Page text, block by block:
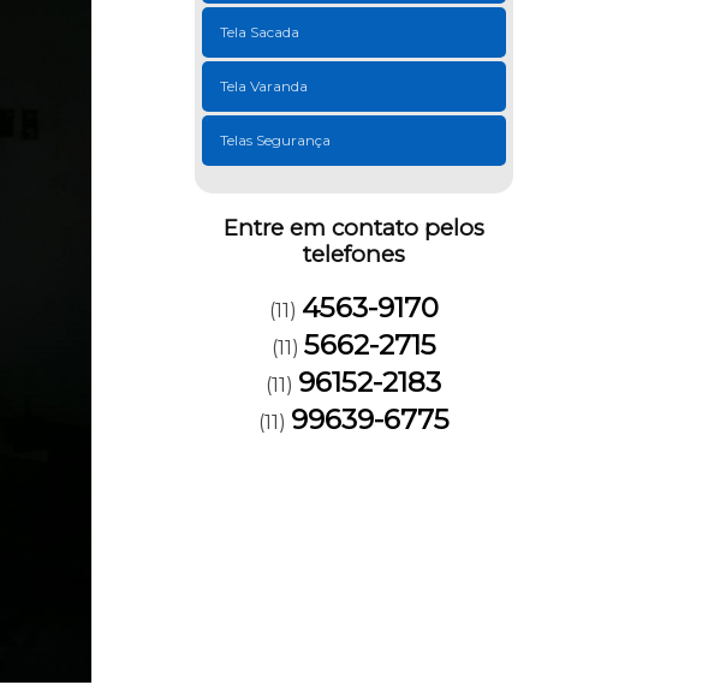
Tela Sacada
Tela Varanda
Telas Segurança
Entre em contato pelos
telefones
(11) 4563-9170
(11) 5662-2715
(11) 96152-2183
(11) 99639-6775